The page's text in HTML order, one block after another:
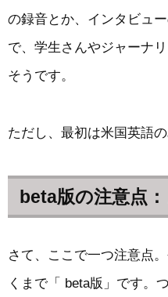
の録音とか、インタビュ
で、学生さんやジャーナ
そうです。
ただし、最初は米国英語の
beta版の注意点
さて、ここで一つ注意点
くまで「 beta版」です。